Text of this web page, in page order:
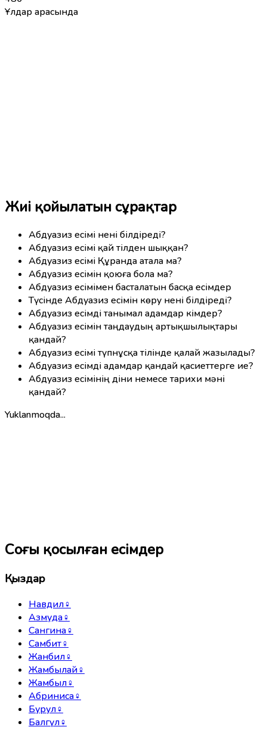
Ұлдар арасында
Жиі қойылатын сұрақтар
Абдуазиз есімі нені білдіреді?
Абдуазиз есімі қай тілден шыққан?
Абдуазиз есімі Құранда атала ма?
Абдуазиз есімін қоюға бола ма?
Абдуазиз есімімен басталатын басқа есімдер
Түсінде Абдуазиз есімін көру нені білдіреді?
Абдуазиз есімді танымал адамдар кімдер?
Абдуазиз есімін таңдаудың артықшылықтары
қандай?
Абдуазиз есімі түпнұсқа тілінде қалай жазылады?
Абдуазиз есімді адамдар қандай қасиеттерге ие?
Абдуазиз есімінің діни немесе тарихи мәні
қандай?
Yuklanmoqda...
Соңғы қосылған есімдер
Қыздар
Навдил♀
Азмуда♀
Сангина♀
Самбит♀
Жанбил♀
Жамбылай♀
Жамбыл♀
Абриниса♀
Бурул♀
Балгүл♀